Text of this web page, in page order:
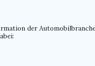
der